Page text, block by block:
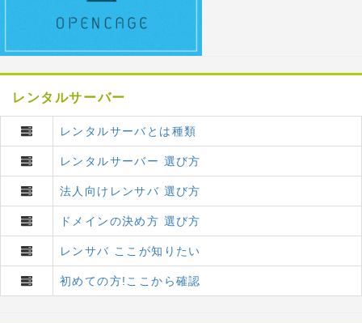
レンタルサーバー
レンタルサーバとは種類
レンタルサーバー 選び方
法人向けレンサバ 選び方
ドメインの決め方 選び方
レンサバ ここが知りたい
初めての方!ここから確認